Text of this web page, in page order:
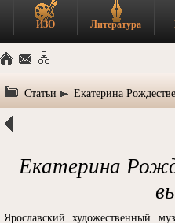
ИЗО Литература
Статьи Екатерина
Екатерина
Ярославский художественный